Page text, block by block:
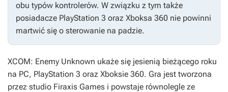
obu typów kontrolerów. W związku z tym także
posiadacze PlayStation 3 oraz Xboksa 360 nie powinni
martwić się o sterowanie na padzie.
XCOM: Enemy Unknown ukaże się jesienią bieżącego roku
na PC, PlayStation 3 oraz Xboksie 360. Gra jest tworzona
przez studio Firaxis Games i powstaje równolegle ze